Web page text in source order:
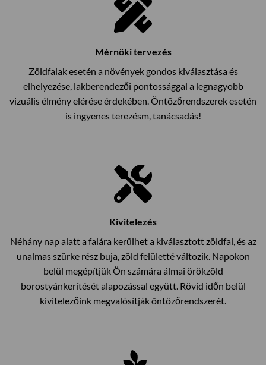
Mérnöki tervezés
Zöldfalak esetén a növények gondos kiválasztása és
elhelyezése, lakberendezői pontossággal a legnagyobb
vizuális élmény elérése érdekében. Öntözőrendszerek esetén
is ingyenes terezésm, tanácsadás!
Kivitelezés
Néhány nap alatt a falára kerülhet a kiválasztott zöldfal, és az
unalmas szürke rész buja, zöld felületté változik. Napokon
belül megépítjük Ön számára álmai örökzöld
borostyánkerítését alapozással együtt. Rövid időn belül
kivitelezőink megvalósítják öntözőrendszerét.